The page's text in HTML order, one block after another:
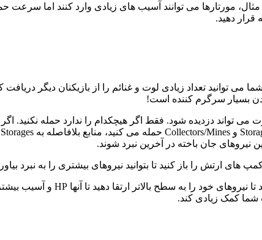
مورتارها می توانند آسیب های زیادی وارد کنند اما سرعت
قرار دهید.
شما می توانید تعداد زیادی لوت و غنائم را از بازیکنان دیگر
بسیار سرگرم کننده است!
تواند دزدیده شود. فقط اگر هیچکدام را ندارد حمله نکنید.
نیروهای جان باخته در آخرین نبرد شوند.
های ارتش را باز کنید تا بتوانید نیروهای بیشتری را به نبرد